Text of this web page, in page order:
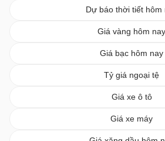
Dự báo thời tiết hôm
Giá vàng hôm nay
Giá bạc hôm nay
Tỷ giá ngoại tệ
Giá xe ô tô
Giá xe máy